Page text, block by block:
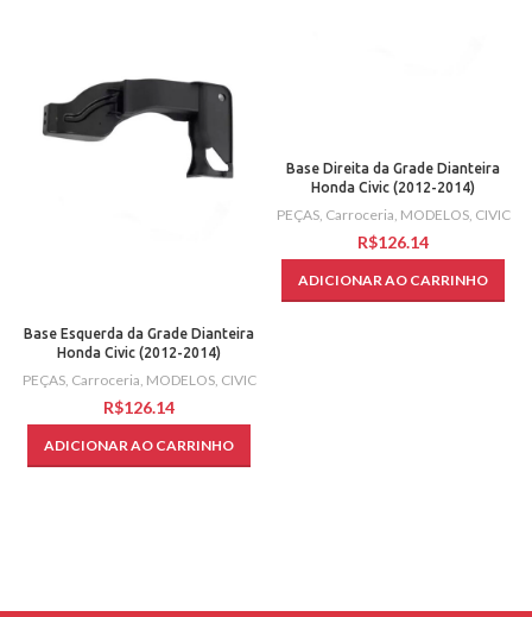
Base Direita da Grade Dianteira
Honda Civic (2012-2014)
PEÇAS, Carroceria, MODELOS, CIVIC
R$
ADICIONAR AO CARRINHO
Base Esquerda da Grade Dianteira
Honda Civic (2012-2014)
PEÇAS, Carroceria, MODELOS, CIVIC
R$
ADICIONAR AO CARRINHO